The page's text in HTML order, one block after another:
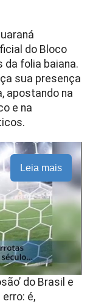
do Bloco
da folia baiana.
sua presença
apostando na
e na
Leia mais
do Brasil e
é,